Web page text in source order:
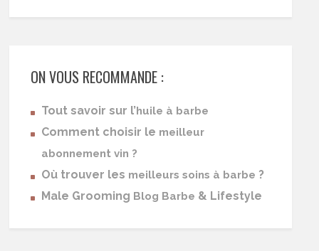
ON VOUS RECOMMANDE :
Tout savoir sur l’huile à barbe
Comment choisir le meilleur
abonnement vin ?
Où trouver les meilleurs soins à barbe ?
Male Grooming Blog Barbe & Lifestyle